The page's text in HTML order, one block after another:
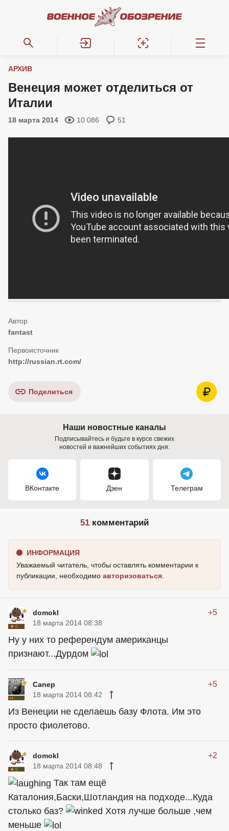
АРХИВ
Венеция может отделиться от
Италии
18 марта 2014 10 086 51
fantast
http://russian.rt.com/
Поделиться
Наши новостные каналы
Подписывайтесь и будьте в курсе свежих
новостей и важнейших событиях дня.
ВКонтакте Дзен Телеграм
51 комментарий
ИНФОРМАЦИЯ
Уважаемый читатель, чтобы оставлять комментарии к
публикации, необходимо авторизоваться
domokl +5
18 марта 2014 08:38
Ну у них то референдум американцы
признают...Дурдом
Canep +5
18 марта 2014 08:42
Из Венеции не сделаешь базу Флота. Им это
просто фиолетово.
domokl +2
18 марта 2014 08:48
Так там ещё
Каталония,Баски,Шотландия на подходе...Куда
столько баз?
Хотя лучше больше ,чем
меньше